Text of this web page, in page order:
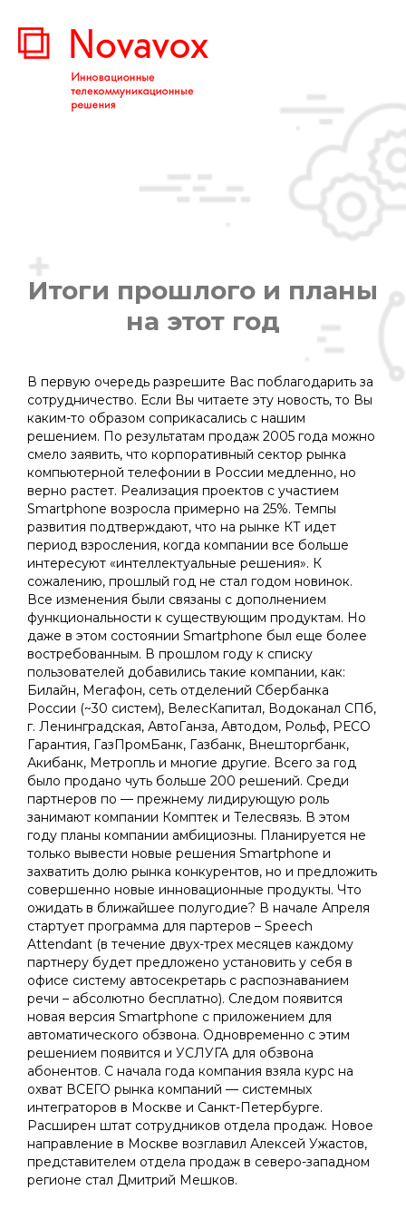
Итоги прошлого и планы
на этот год
В первую очередь разрешите Вас поблагодарить за
сотрудничество. Если Вы читаете эту новость, то Вы
каким-то образом соприкасались с нашим
решением. По результатам продаж 2005 года можно
смело заявить, что корпоративный сектор рынка
компьютерной телефонии в России медленно, но
верно растет. Реализация проектов с участием
Smartphone возросла примерно на 25%. Темпы
развития подтверждают, что на рынке КТ идет
период взросления, когда компании все больше
интересуют «интеллектуальные решения». К
сожалению, прошлый год не стал годом новинок.
Все изменения были связаны с дополнением
функциональности к существующим продуктам. Но
даже в этом состоянии Smartphone был еще более
востребованным. В прошлом году к списку
пользователей добавились такие компании, как:
Билайн, Мегафон, сеть отделений Сбербанка
России (~30 cистем), ВелесКапитал, Водоканал СПб,
г. Ленинградская, АвтоГанза, Автодом, Рольф, РЕСО
Гарантия, ГазПромБанк, Газбанк, Внешторгбанк,
Акибанк, Метропль и многие другие. Всего за год
было продано чуть больше 200 решений. Среди
партнеров по — прежнему лидирующую роль
занимают компании Комптек и Телесвязь. В этом
году планы компании амбициозны. Планируется не
только вывести новые решения Smartphone и
захватить долю рынка конкурентов, но и предложить
совершенно новые инновационные продукты. Что
ожидать в ближайшее полугодие? В начале Апреля
стартует программа для партеров – Speech
Attendant (в течение двух-трех месяцев каждому
партнеру будет предложено установить у себя в
офисе систему автосекретарь с распознаванием
речи – абсолютно бесплатно). Следом появится
новая версия Smartphone c приложением для
автоматического обзвона. Одновременно с этим
решением появится и УСЛУГА для обзвона
абонентов. С начала года компания взяла курс на
охват ВСЕГО рынка компаний — системных
интеграторов в Москве и Санкт-Петербурге.
Расширен штат сотрудников отдела продаж. Новое
направление в Москве возглавил Алексей Ужастов,
представителем отдела продаж в северо-западном
регионе стал Дмитрий Мешков.